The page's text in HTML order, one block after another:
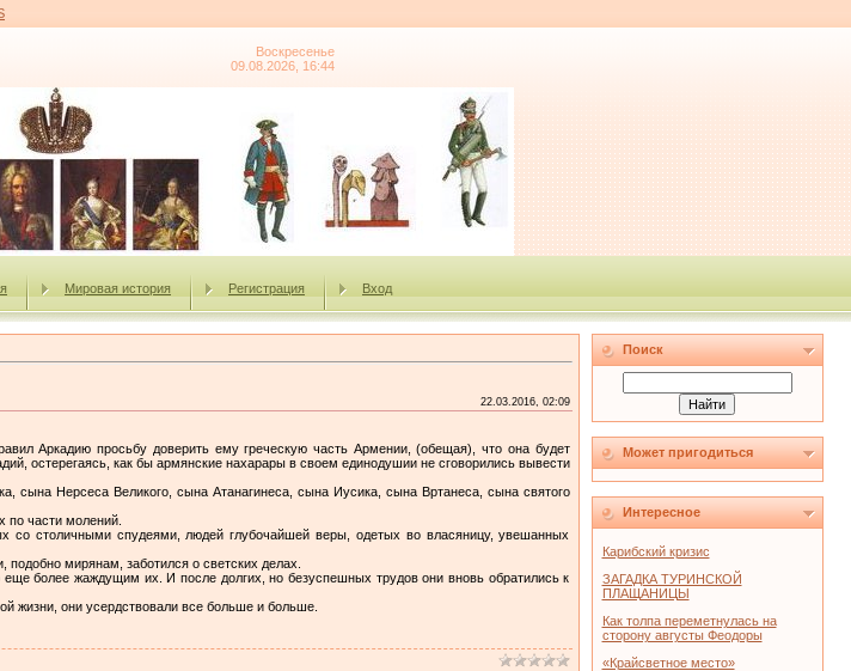
Воскресенье
09.08.2026, 16:44
Мировая история Регистрация Вход
22.03.2016, 02:09
Аркадию просьбу доверить ему греческую часть Армении, (обещая), что она будет
остерегаясь, как бы армянские нахарары в своем единодушии не сговорились вывести
сына Нерсеса Великого, сына Атанагинеса, сына Иусика, сына Вртанеса, сына святого
по части молений.
со столичными спудеями, людей глубочайшей веры, одетых во власяницу, увешанных
мирянам, заботился о светских делах.
более жаждущим их. И после долгих, но безуспешных трудов они вновь обратились к
жизни, они усердствовали все больше и больше.
Поиск
Может пригодиться
Интересное
Карибский кризис
ЗАГАДКА ТУРИНСКОЙ
ПЛАЩАНИЦЫ
Как толпа переметнулась на
сторону августы Феодоры
«Крайсветное место»